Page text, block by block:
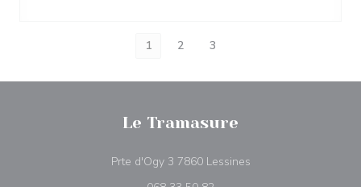
1 2 3
Le Tramasure
Prte d'Ogy 3 7860 Lessines((abre en una nueva